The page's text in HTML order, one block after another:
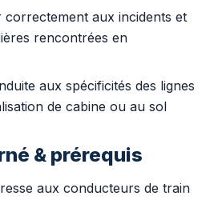
correctement aux incidents et
rencontrées en
aux spécificités des lignes
de cabine ou au sol
& prérequis
aux conducteurs de train